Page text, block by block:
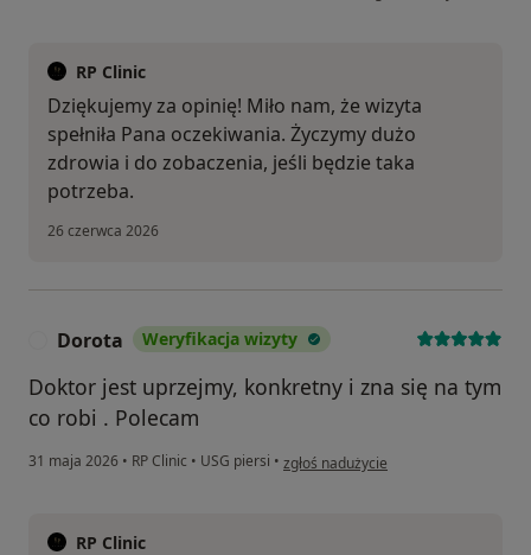
RP Clinic
Dziękujemy za opinię! Miło nam, że wizyta
spełniła Pana oczekiwania. Życzymy dużo
zdrowia i do zobaczenia, jeśli będzie taka
potrzeba.
26 czerwca 2026
Dorota Weryfikacja wizyty
Doktor jest uprzejmy, konkretny i zna się na tym
co robi . Polecam
31 maja 2026 • RP Clinic • USG piersi • w opinii użytkownika Dorota
zgłoś nadużycie
RP Clinic